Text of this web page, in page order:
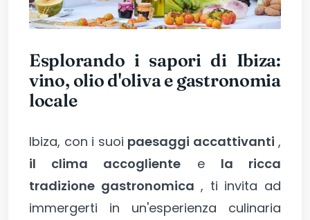
Esplorando i sapori di Ibiza:
vino, olio d'oliva e gastronomia
locale
Ibiza, con i suoi paesaggi accattivanti ,
il clima accogliente e la ricca
tradizione gastronomica , ti invita ad
immergerti in un'esperienza culinaria